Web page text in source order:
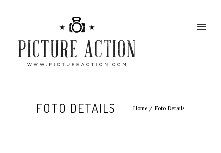
FOTO DETAILS Home / Foto Details